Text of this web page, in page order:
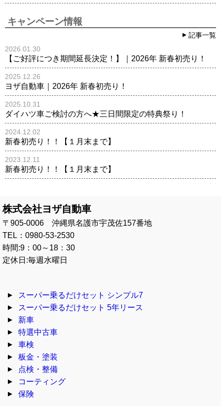
キャンペーン情報
記事一覧
2026.01.30
【ご好評につき期間延長決定！】｜2026年 新春初売り！
2025.12.26
ヨザ自動車｜2026年 新春初売り！
2025.10.31
ダイハツ車ご検討の方へ★三日間限定の特典祭り！
2024.12.02
新春初売り！！【１月末まで】
2023.12.11
新春初売り！！【１月末まで】
株式会社ヨザ自動車
〒905-0006 沖縄県名護市宇茂佐157番地
TEL：0980-53-2530
時間:9：00～18：30
定休日:毎週水曜日
スーパー乗るだけセット シンプル7
スーパー乗るだけセット 5年リース
新車
特選中古車
車検
板金・塗装
点検・整備
コーティング
保険